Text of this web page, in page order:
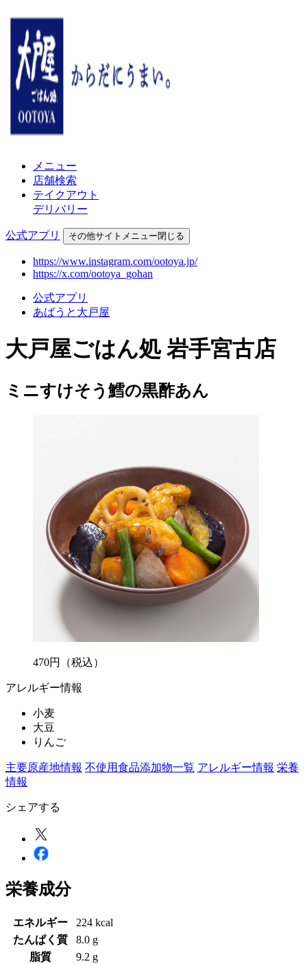
メニュー
店舗検索
テイクアウト
デリバリー
公式アプリ その他サイトメニュー閉じる
https://www.instagram.com/ootoya.jp/
https://x.com/ootoya_gohan
公式アプリ
あばうと大戸屋
大戸屋ごはん処 岩手宮古店
ミニすけそう鱈の黒酢あん
470円 （税込）
アレルギー情報
小麦
大豆
りんご
主要原産地情報 不使用食品添加物一覧 アレルギー情報 栄養
情報
シェアする
栄養成分
エネルギー
224 kcal
たんぱく質
8.0 g
脂質
9.2 g